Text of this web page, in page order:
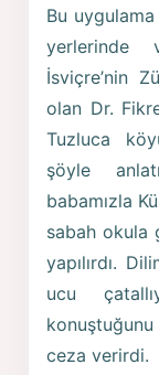
Bu uygulama
yerlerinde
İsviçre’nin
olan Dr.
Tuzluca
şöyle
babamızla
sabah okula
yapılırdı.
ucu
ceza verirdi.